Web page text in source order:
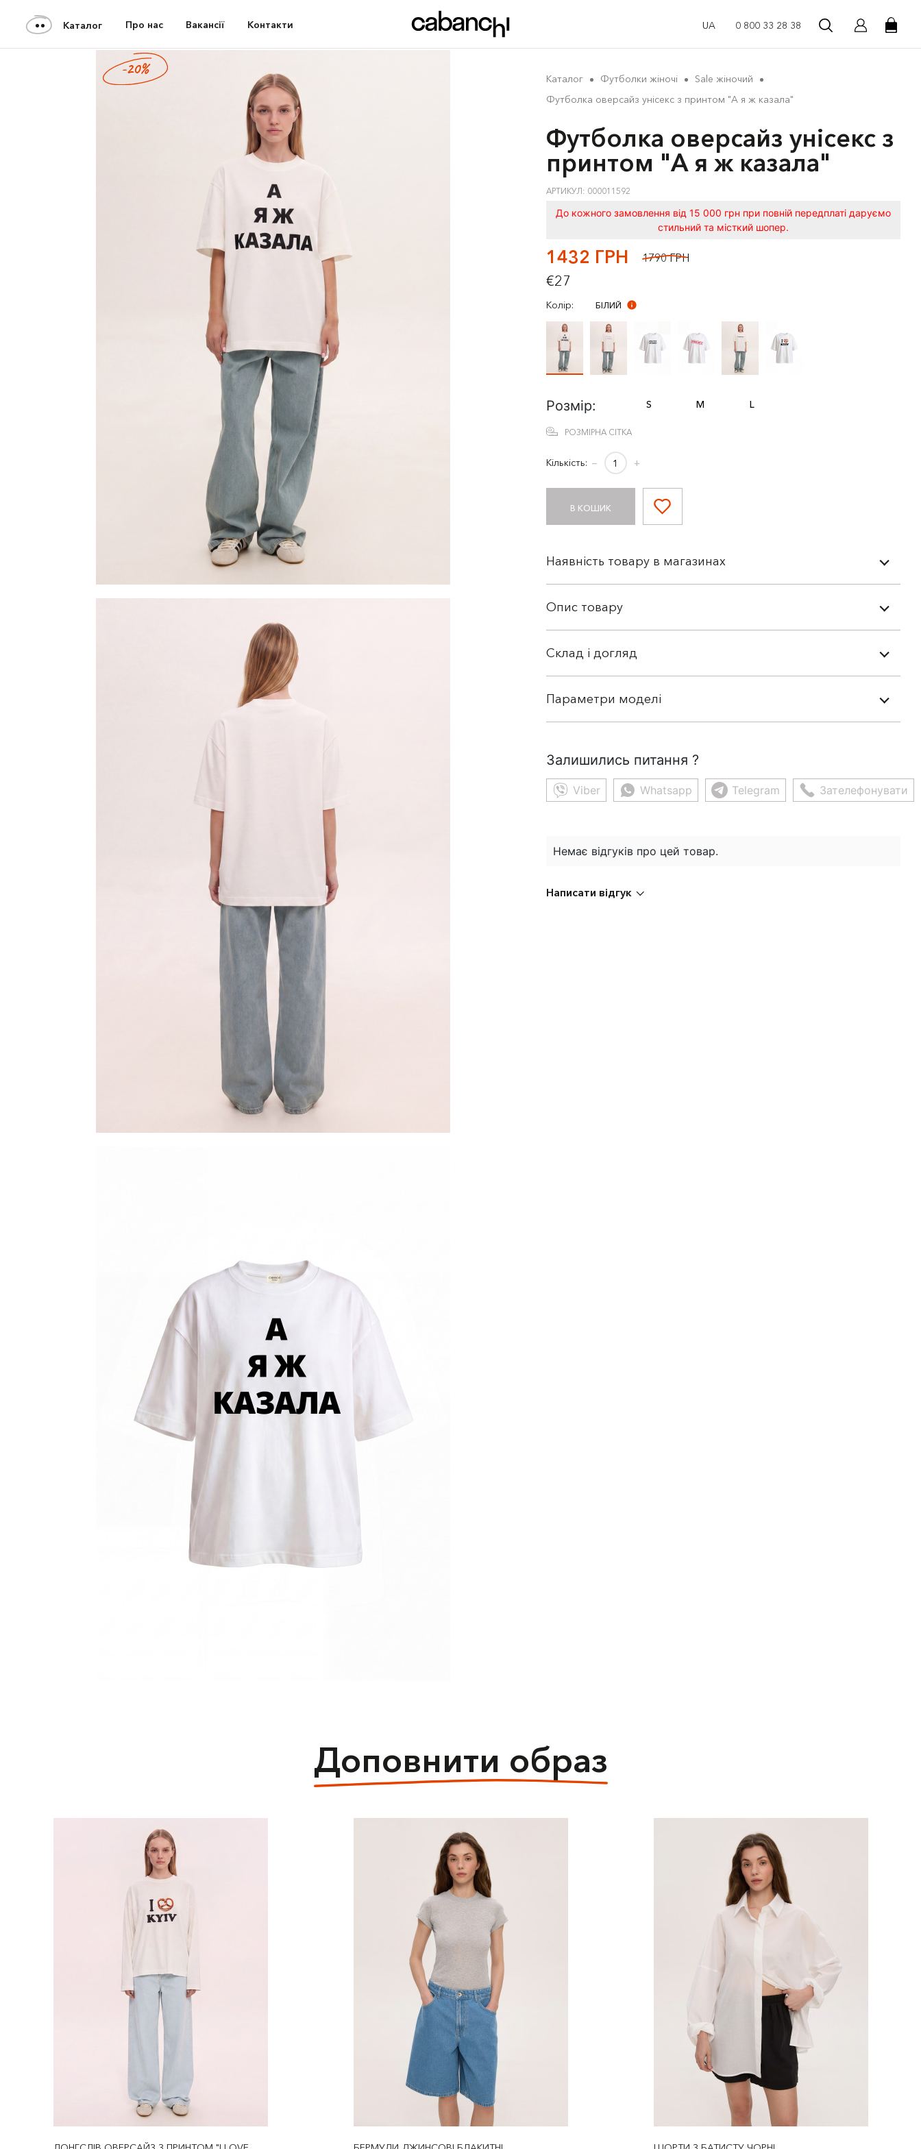
Каталог Про нас Вакансії Контакти UA 0 800 33 28 38
-20%
Каталог Футболки жіночі
Sale жіночий
Футболка оверсайз унісекс з принтом "А я ж казала"
Футболка оверсайз унісекс з
принтом "А я ж казала"
АРТИКУЛ: 000011592
До кожного замовлення від 15 000 грн при повній передплаті даруємо
стильний та місткий шопер.
1432 ГРН 1790 ГРН
€27
Колір: БІЛИЙ
Розмір: S M L
РОЗМІРНА СІТКА
Кількість: − +
В КОШИК
Наявність товару в магазинах
Опис товару
Склад і догляд
Параметри моделі
Залишились питання ?
Viber Whatsapp Telegram Зателефонувати
Немає відгуків про цей товар.
Написати відгук
Доповнити образ